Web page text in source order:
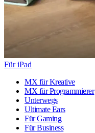
Für iPad
MX für Kreative
MX für Programmierer
Unterwegs
Ultimate Ears
Für Gaming
Für Business